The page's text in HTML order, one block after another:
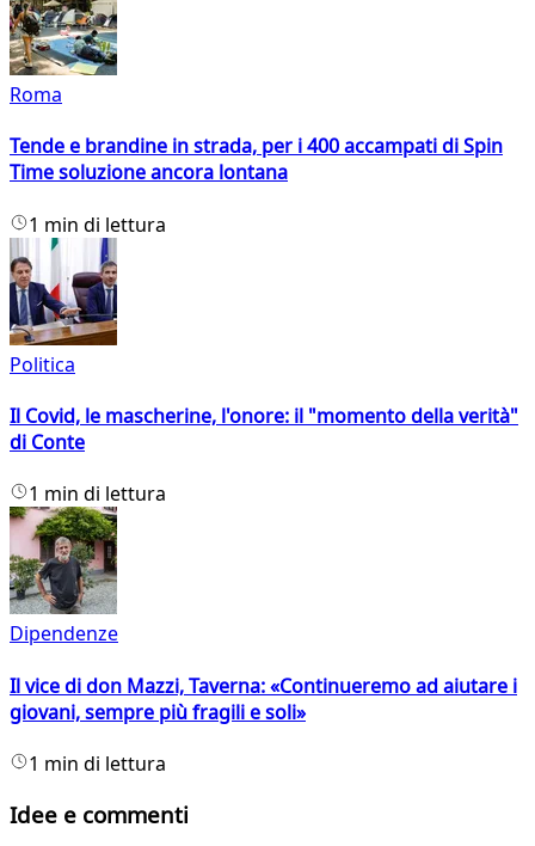
Roma
Tende e brandine in strada, per i 400 accampati di Spin
Time soluzione ancora lontana
1 min di lettura
Politica
Il Covid, le mascherine, l'onore: il "momento della verità"
di Conte
1 min di lettura
Dipendenze
Il vice di don Mazzi, Taverna: «Continueremo ad aiutare i
giovani, sempre più fragili e soli»
1 min di lettura
Idee e commenti